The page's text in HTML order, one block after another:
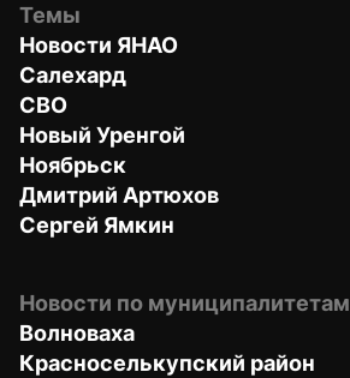
Темы
Новости ЯНАО
Салехард
СВО
Новый Уренгой
Ноябрьск
Дмитрий Артюхов
Сергей Ямкин
Новости по муниципалитетам
Волноваха
Красноселькупский район